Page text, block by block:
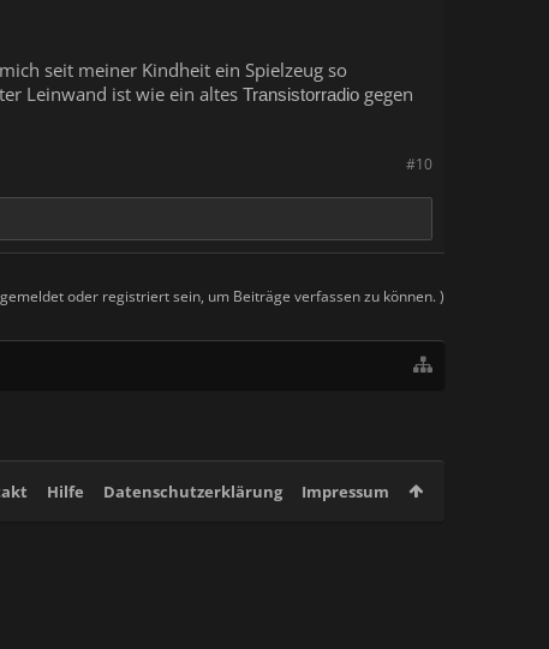
seit meiner Kindheit ein Spielzeug so
Leinwand ist wie ein altes Transistorradio gegen
#10
oder registriert sein, um Beiträge verfassen zu können. )
Hilfe Datenschutzerklärung Impressum